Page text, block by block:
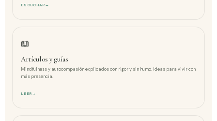
ESCUCHAR →
📖
Artículos y guías
Mindfulness y autocompasión explicados con rigor y sin humo. Ideas para vivir con
más presencia.
LEER →